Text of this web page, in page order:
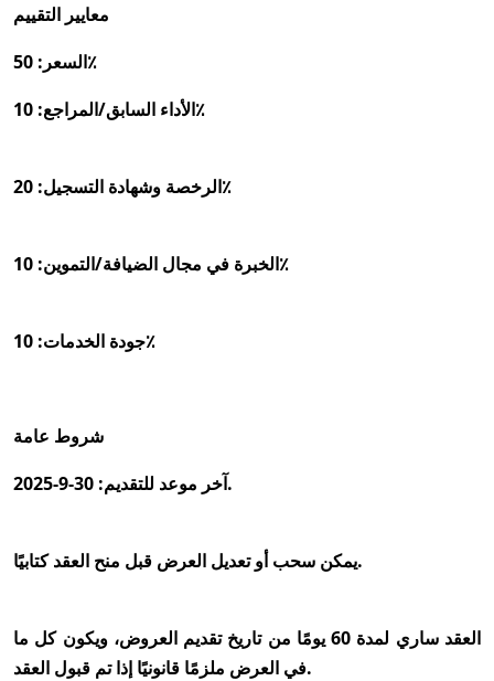
معايير التقييم
السعر: 50٪
الأداء السابق/المراجع: 10٪
الرخصة وشهادة التسجيل: 20٪
الخبرة في مجال الضيافة/التموين: 10٪
جودة الخدمات: 10٪
شروط عامة
آخر موعد للتقديم: 30-9-2025.
يمكن سحب أو تعديل العرض قبل منح العقد كتابيًا.
العقد ساري لمدة 60 يومًا من تاريخ تقديم العروض، ويكون كل ما
في العرض ملزمًا قانونيًا إذا تم قبول العقد.